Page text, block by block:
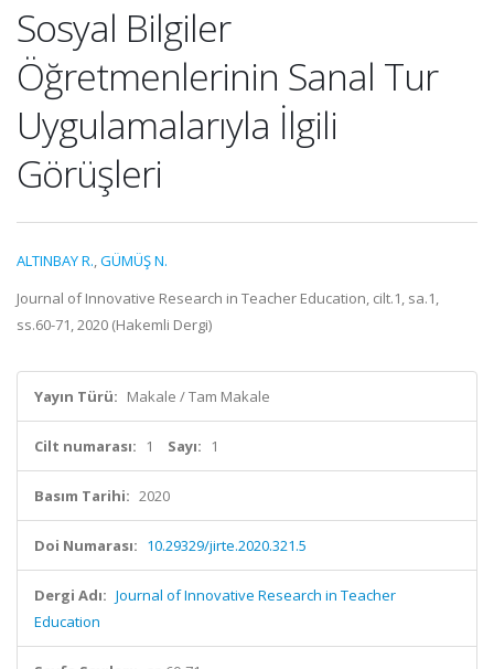
Sosyal Bilgiler
Öğretmenlerinin Sanal Tur
Uygulamalarıyla İlgili
Görüşleri
ALTINBAY R.,GÜMÜŞ N.
Journal of Innovative Research in Teacher Education, cilt.1, sa.1,
ss.60-71, 2020 (Hakemli Dergi)
Yayın Türü: Makale / Tam Makale
Cilt numarası: 1 Sayı: 1
Basım Tarihi: 2020
Doi Numarası: 10.29329/jirte.2020.321.5
Dergi Adı: Journal of Innovative Research in Teacher
Education